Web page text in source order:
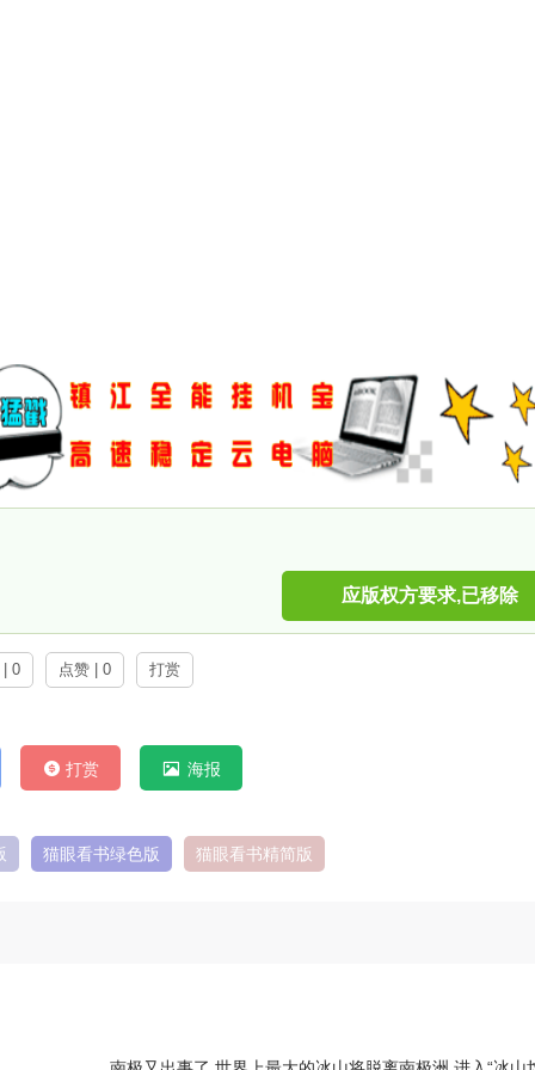
应版权方要求,已移除
0 点赞 | 0 打赏
打赏 海报
猫眼看书绿色版 猫眼看书精简版